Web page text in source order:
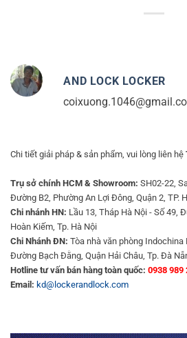
AND LOCK LOCKER
Chi tiết giải pháp & sản phẩm, vui lòng liên hệ
Trụ sở chính HCM & Showroom: SH02-22,
Đường B2, Phường An Lợi Đông, Quận 2, TP.
Chi nhánh HN: Lầu 13, Tháp Hà Nội - Số 49,
Hoàn Kiếm, Tp. Hà Nội
Chi Nhánh ĐN: Tòa nhà văn phòng Indochina
Đường Bạch Đằng, Quận Hải Châu, Tp. Đà
Hotline tư vấn bán hàng toàn quốc: 0938 989
Email: kd@lockerandlock.com